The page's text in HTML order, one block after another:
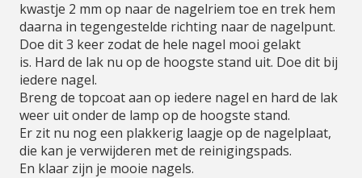
kwastje 2 mm op naar de nagelriem toe en trek hem
daarna in tegengestelde richting naar de nagelpunt.
Doe dit 3 keer zodat de hele nagel mooi gelakt
is. Hard de lak nu op de hoogste stand uit. Doe dit bij
iedere nagel.
Breng de topcoat aan op iedere nagel en hard de lak
weer uit onder de lamp op de hoogste stand.
Er zit nu nog een plakkerig laagje op de nagelplaat,
die kan je verwijderen met de reinigingspads.
En klaar zijn je mooie nagels.